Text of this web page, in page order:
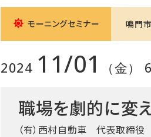
モーニングセミナー 鳴門
2024 11/01 （金
職場を劇的に変
（有）西村自動車 代表取締